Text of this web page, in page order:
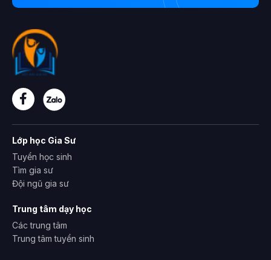
Lớp học Gia Sư
Tuyển học sinh
Tìm gia sư
Đội ngũ gia sư
Trung tâm dạy học
Các trung tâm
Trung tâm tuyển sinh